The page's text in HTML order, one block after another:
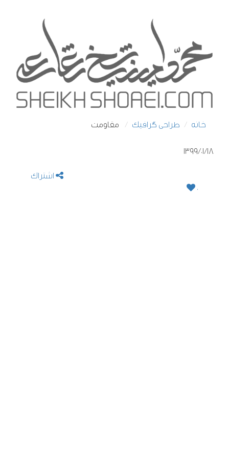
خانه طراحی گرافیک
مقاومت
1399/01/18
اشتراک
0